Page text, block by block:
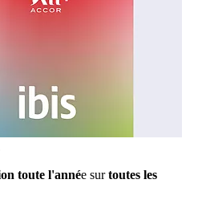
toute l'année surtoutes les